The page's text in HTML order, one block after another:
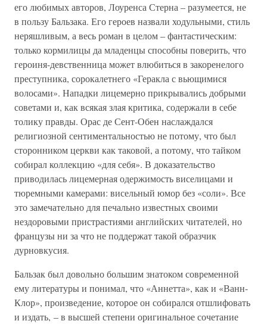
его любимых авторов, Лоуренса Стерна – разумеется, не
в пользу Бальзака. Его героев назвали ходульными, стиль
неряшливым, а весь роман в целом – фантастическим:
только кормилицы да младенцы способны поверить, что
героиня-девственница может влюбиться в закоренелого
преступника, сорокалетнего «Геракла с вьющимися
волосами». Нападки лицемерно прикрывались добрыми
советами и, как всякая злая критика, содержали в себе
толику правды. Орас де Сент-Обен наслаждался
религиозной сентиментальностью не потому, что был
сторонником церкви как таковой, а потому, что тайком
собирал коллекцию «для себя». В доказательство
приводилась лицемерная одержимость виселицами и
тюремными камерами: висельный юмор без «соли». Все
это замечательно для печально известных своими
нездоровыми пристрастиями английских читателей, но
французы ни за что не поддержат такой образчик
дурновкусия.
Бальзак был довольно большим знатоком современной
ему литературы и понимал, что «Аннетта», как и «Ванн-
Клор», произведение, которое он собирался отшлифовать
и издать, – в высшей степени оригинальное сочетание